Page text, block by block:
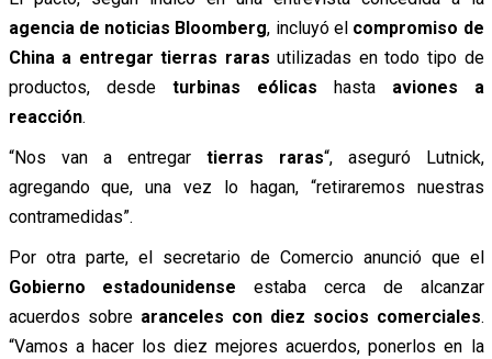
agencia de noticias Bloomberg, incluyó el compromiso de
China a entregar tierras raras utilizadas en todo tipo de
productos, desde turbinas eólicas hasta aviones a
reacción.
“Nos van a entregar tierras raras“, aseguró Lutnick,
agregando que, una vez lo hagan, “retiraremos nuestras
contramedidas”.
Por otra parte, el secretario de Comercio anunció que el
Gobierno estadounidense estaba cerca de alcanzar
acuerdos sobre aranceles con diez socios comerciales.
“Vamos a hacer los diez mejores acuerdos, ponerlos en la